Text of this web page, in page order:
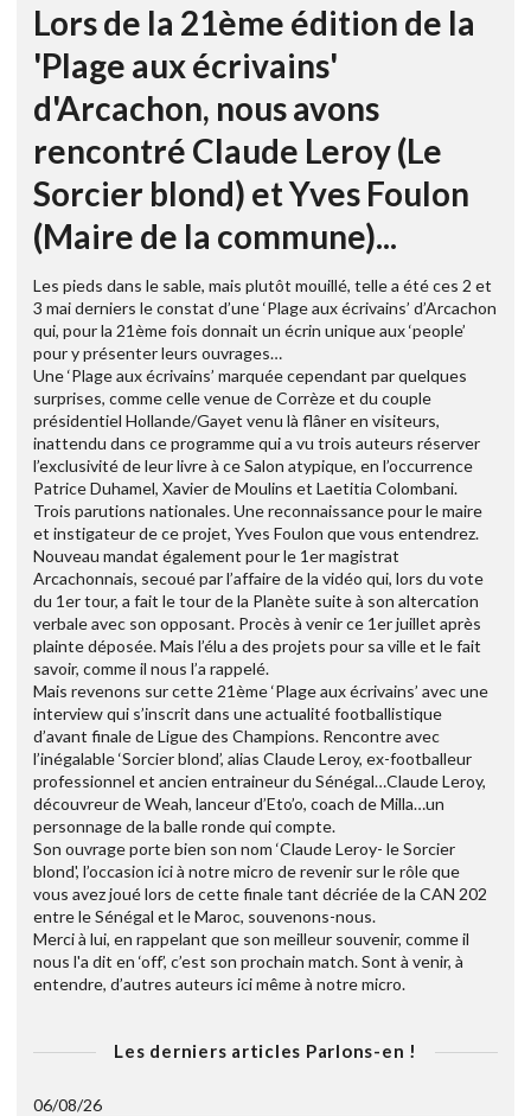
Lors de la 21ème édition de la
'Plage aux écrivains'
d'Arcachon, nous avons
rencontré Claude Leroy (Le
Sorcier blond) et Yves Foulon
(Maire de la commune)...
Les pieds dans le sable, mais plutôt mouillé, telle a été ces 2 et
3 mai derniers le constat d’une ‘Plage aux écrivains’ d’Arcachon
qui, pour la 21ème fois donnait un écrin unique aux ‘people’
pour y présenter leurs ouvrages…
Une ‘Plage aux écrivains’ marquée cependant par quelques
surprises, comme celle venue de Corrèze et du couple
présidentiel Hollande/Gayet venu là flâner en visiteurs,
inattendu dans ce programme qui a vu trois auteurs réserver
l’exclusivité de leur livre à ce Salon atypique, en l’occurrence
Patrice Duhamel, Xavier de Moulins et Laetitia Colombani.
Trois parutions nationales. Une reconnaissance pour le maire
et instigateur de ce projet, Yves Foulon que vous entendrez.
Nouveau mandat également pour le 1er magistrat
Arcachonnais, secoué par l’affaire de la vidéo qui, lors du vote
du 1er tour, a fait le tour de la Planète suite à son altercation
verbale avec son opposant. Procès à venir ce 1er juillet après
plainte déposée. Mais l’élu a des projets pour sa ville et le fait
savoir, comme il nous l’a rappelé.
Mais revenons sur cette 21ème ‘Plage aux écrivains’ avec une
interview qui s’inscrit dans une actualité footballistique
d’avant finale de Ligue des Champions. Rencontre avec
l’inégalable ‘Sorcier blond’, alias Claude Leroy, ex-footballeur
professionnel et ancien entraineur du Sénégal…Claude Leroy,
découvreur de Weah, lanceur d’Eto’o, coach de Milla…un
personnage de la balle ronde qui compte.
Son ouvrage porte bien son nom ‘Claude Leroy- le Sorcier
blond', l’occasion ici à notre micro de revenir sur le rôle que
vous avez joué lors de cette finale tant décriée de la CAN 202
entre le Sénégal et le Maroc, souvenons-nous.
Merci à lui, en rappelant que son meilleur souvenir, comme il
nous l'a dit en ‘off’, c’est son prochain match. Sont à venir, à
entendre, d’autres auteurs ici même à notre micro.
Les derniers articles Parlons-en !
06/08/26